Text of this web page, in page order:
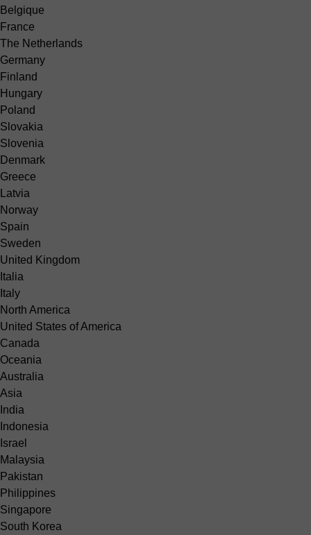
Belgique
France
The Netherlands
Germany
Finland
Hungary
Poland
Slovakia
Slovenia
Denmark
Greece
Latvia
Norway
Spain
Sweden
United Kingdom
Italia
Italy
North America
United States of America
Canada
Oceania
Australia
Asia
India
Indonesia
Israel
Malaysia
Pakistan
Philippines
Singapore
South Korea